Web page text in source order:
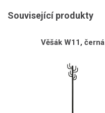
Související produkty
Věšák W11, černá